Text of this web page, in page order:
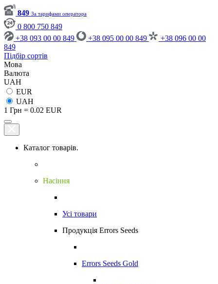
849 За тарифами оператора
0 800 750 849
+38 093 00 00 849
+38 095 00 00 849
+38 096 00 00
849
Підбір сортів
Мова
Валюта
UAH
EUR
UAH
1 Грн = 0.02 EUR
Каталог товарів.
Насіння
Усі товари
Продукція Errors Seeds
Errors Seeds Gold